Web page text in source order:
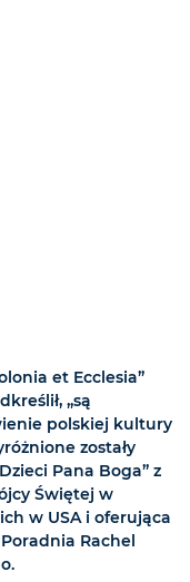
et Ecclesia”
„są
polskiej kultury
zostały
Pana Boga” z
Świętej w
w USA i oferująca
Rachel